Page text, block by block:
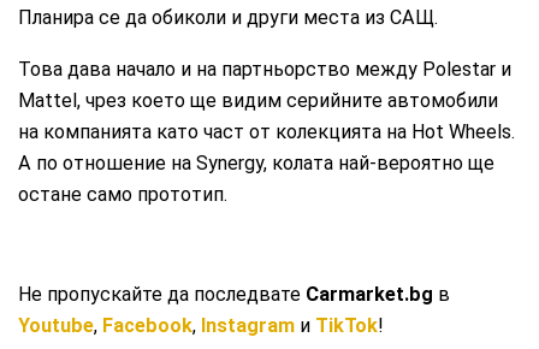
Планира се да обиколи и други места из САЩ.
Това дава начало и на партньорство между Polestar и
Mattel, чрез което ще видим серийните автомобили
на компанията като част от колекцията на Hot Wheels.
А по отношение на Synergy, колата най-вероятно ще
остане само прототип.
Не пропускайте да последвате Carmarket.bg в
Youtube, Facebook, Instagram и TikTok!